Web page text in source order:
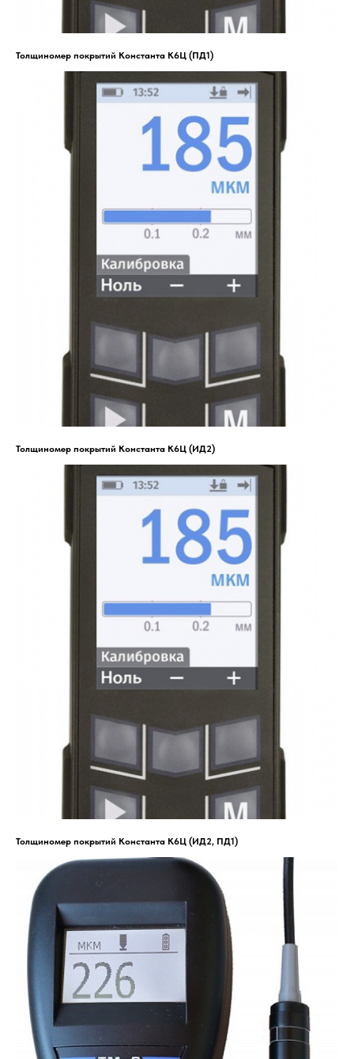
Толщиномер покрытий Константа К6Ц (ПД1)
Толщиномер покрытий Константа К6Ц (ИД2)
Толщиномер покрытий Константа К6Ц (ИД2, ПД1)